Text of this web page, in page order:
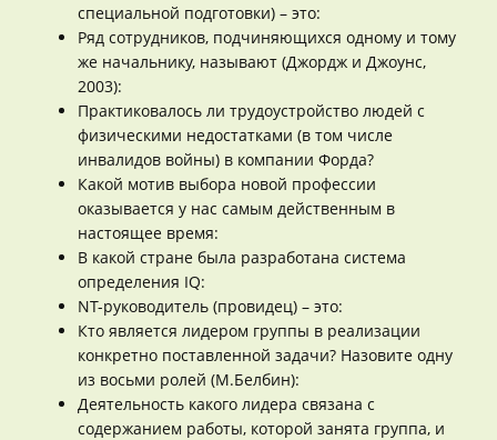
специальной подготовки) – это:
Ряд сотрудников, подчиняющихся одному и тому
же начальнику, называют (Джордж и Джоунс,
2003):
Практиковалось ли трудоустройство людей с
физическими недостатками (в том числе
инвалидов войны) в компании Форда?
Какой мотив выбора новой профессии
оказывается у нас самым действенным в
настоящее время:
В какой стране была разработана система
определения IQ:
NT-руководитель (провидец) – это:
Кто является лидером группы в реализации
конкретно поставленной задачи? Назовите одну
из восьми ролей (М.Белбин):
Деятельность какого лидера связана с
содержанием работы, которой занята группа, и